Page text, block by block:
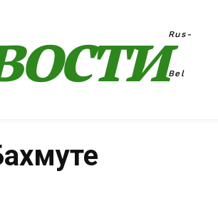
Rus-
Bel